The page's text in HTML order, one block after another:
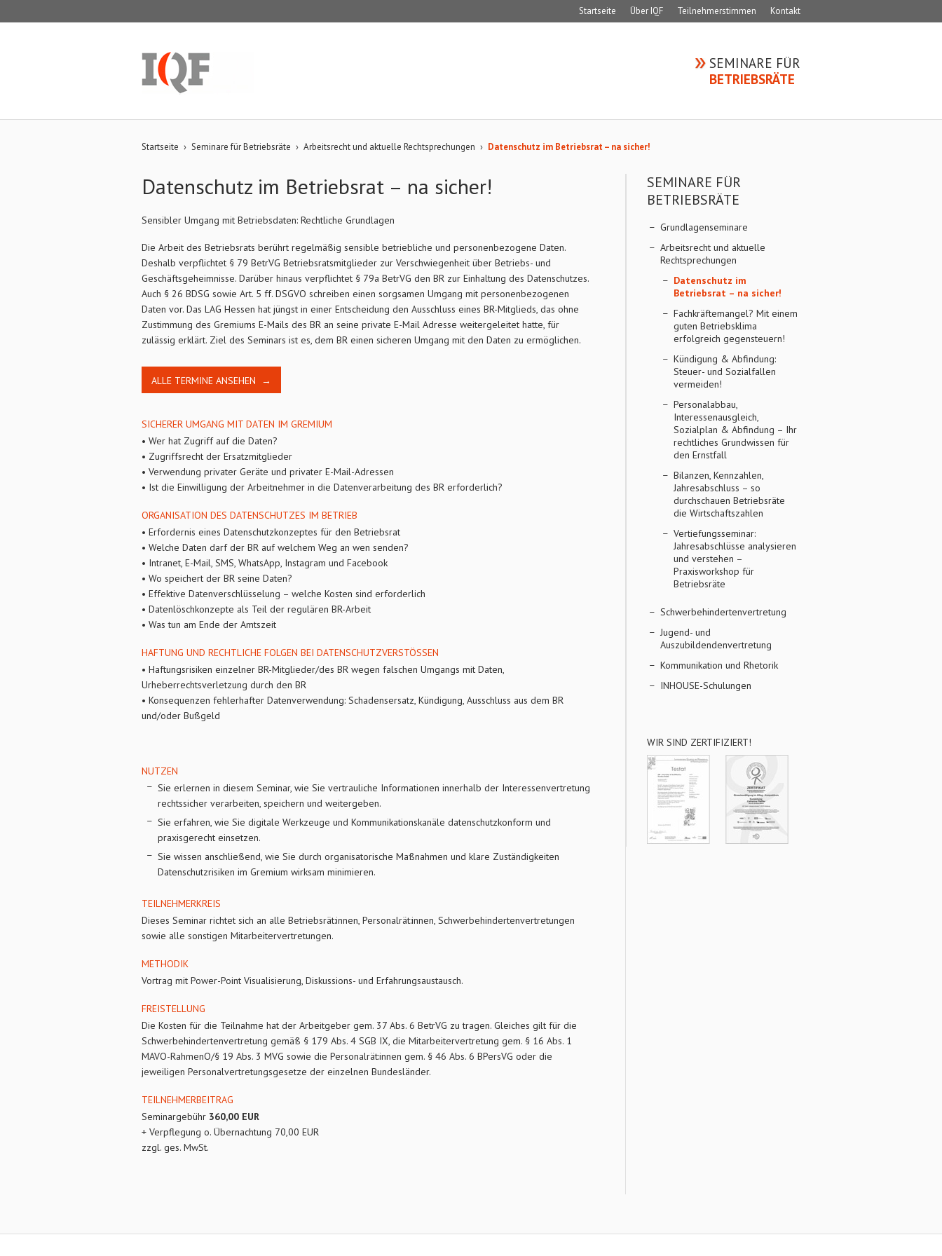
Startseite Über IQF Teilnehmerstimmen Kontakt
SEMINARE FÜR
BETRIEBSRÄTE
Startseite › Seminare für Betriebsräte › Arbeitsrecht und aktuelle Rechtsprechungen › Datenschutz im Betriebsrat – na sicher!
Datenschutz im Betriebsrat – na sicher!
Sensibler Umgang mit Betriebsdaten: Rechtliche Grundlagen
Die Arbeit des Betriebsrats berührt regelmäßig sensible betriebliche und personenbezogene Daten.
Deshalb verpflichtet § 79 BetrVG Betriebsratsmitglieder zur Verschwiegenheit über Betriebs- und
Geschäftsgeheimnisse. Darüber hinaus verpflichtet § 79a BetrVG den BR zur Einhaltung des Datenschutzes.
Auch § 26 BDSG sowie Art. 5 ff. DSGVO schreiben einen sorgsamen Umgang mit personenbezogenen
Daten vor. Das LAG Hessen hat jüngst in einer Entscheidung den Ausschluss eines BR-Mitglieds, das ohne
Zustimmung des Gremiums E-Mails des BR an seine private E-Mail Adresse weitergeleitet hatte, für
zulässig erklärt. Ziel des Seminars ist es, dem BR einen sicheren Umgang mit den Daten zu ermöglichen.
ALLE TERMINE ANSEHEN →
SICHERER UMGANG MIT DATEN IM GREMIUM
• Wer hat Zugriff auf die Daten?
• Zugriffsrecht der Ersatzmitglieder
• Verwendung privater Geräte und privater E-Mail-Adressen
• Ist die Einwilligung der Arbeitnehmer in die Datenverarbeitung des BR erforderlich?
ORGANISATION DES DATENSCHUTZES IM BETRIEB
• Erfordernis eines Datenschutzkonzeptes für den Betriebsrat
• Welche Daten darf der BR auf welchem Weg an wen senden?
• Intranet, E-Mail, SMS, WhatsApp, Instagram und Facebook
• Wo speichert der BR seine Daten?
• Effektive Datenverschlüsselung – welche Kosten sind erforderlich
• Datenlöschkonzepte als Teil der regulären BR-Arbeit
• Was tun am Ende der Amtszeit
HAFTUNG UND RECHTLICHE FOLGEN BEI DATENSCHUTZVERSTÖSSEN
• Haftungsrisiken einzelner BR-Mitglieder/des BR wegen falschen Umgangs mit Daten,
Urheberrechtsverletzung durch den BR
• Konsequenzen fehlerhafter Datenverwendung: Schadensersatz, Kündigung, Ausschluss aus dem BR
und/oder Bußgeld
NUTZEN
Sie erlernen in diesem Seminar, wie Sie vertrauliche Informationen innerhalb der Interessenvertretung
rechtssicher verarbeiten, speichern und weitergeben.
Sie erfahren, wie Sie digitale Werkzeuge und Kommunikationskanäle datenschutzkonform und
praxisgerecht einsetzen.
Sie wissen anschließend, wie Sie durch organisatorische Maßnahmen und klare Zuständigkeiten
Datenschutzrisiken im Gremium wirksam minimieren.
TEILNEHMERKREIS
Dieses Seminar richtet sich an alle Betriebsrät:innen, Personalrät:innen, Schwerbehindertenvertretungen
sowie alle sonstigen Mitarbeitervertretungen.
METHODIK
Vortrag mit Power-Point Visualisierung, Diskussions- und Erfahrungsaustausch.
FREISTELLUNG
Die Kosten für die Teilnahme hat der Arbeitgeber gem. 37 Abs. 6 BetrVG zu tragen. Gleiches gilt für die
Schwerbehindertenvertretung gemäß § 179 Abs. 4 SGB IX, die Mitarbeitervertretung gem. § 16 Abs. 1
MAVO-RahmenO/§ 19 Abs. 3 MVG sowie die Personalrät:innen gem. § 46 Abs. 6 BPersVG oder die
jeweiligen Personalvertretungsgesetze der einzelnen Bundesländer.
TEILNEHMERBEITRAG
Seminargebühr 360,00 EUR
+ Verpflegung o. Übernachtung 70,00 EUR
zzgl. ges. MwSt.
SEMINARE FÜR
BETRIEBSRÄTE
Grundlagenseminare
Arbeitsrecht und aktuelle
Rechtsprechungen
Datenschutz im
Betriebsrat – na sicher!
Fachkräftemangel? Mit einem
guten Betriebsklima
erfolgreich gegensteuern!
Kündigung & Abfindung:
Steuer- und Sozialfallen
vermeiden!
Personalabbau,
Interessenausgleich,
Sozialplan & Abfindung – Ihr
rechtliches Grundwissen für
den Ernstfall
Bilanzen, Kennzahlen,
Jahresabschluss – so
durchschauen Betriebsräte
die Wirtschaftszahlen
Vertiefungsseminar:
Jahresabschlüsse analysieren
und verstehen –
Praxisworkshop für
Betriebsräte
Schwerbehindertenvertretung
Jugend- und
Auszubildendenvertretung
Kommunikation und Rhetorik
INHOUSE-Schulungen
WIR SIND ZERTIFIZIERT!